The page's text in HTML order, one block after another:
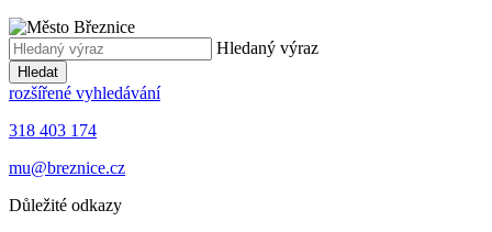
Hledaný výraz
Hledat
rozšířené vyhledávání
318 403 174
mu@breznice.cz
Důležité odkazy